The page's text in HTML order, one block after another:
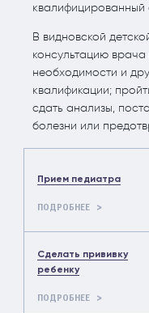
квалифицированный
В видновской
консультацию
необходимости и
квалификации;
сдать анализы,
болезни или
Прием педиатра
ПОДРОБНЕЕ
Сделать прививку
ребенку
ПОДРОБНЕЕ